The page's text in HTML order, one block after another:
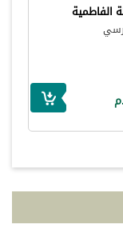
الفاطمية